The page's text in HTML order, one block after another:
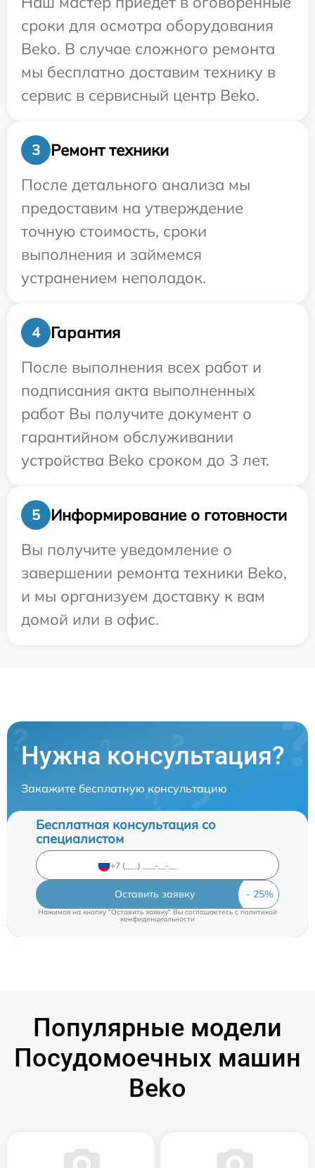
сроки для осмотра оборудования
Beko. В случае сложного ремонта
мы бесплатно доставим технику в
сервис в сервисный центр Beko.
3
Ремонт техники
После детального анализа мы
предоставим на утверждение
точную стоимость, сроки
выполнения и займемся
устранением неполадок.
4
Гарантия
После выполнения всех работ и
подписания акта выполненных
работ Вы получите документ о
гарантийном обслуживании
устройства Beko сроком до 3 лет.
5
Информирование о готовности
Вы получите уведомление о
завершении ремонта техники Beko,
и мы организуем доставку к вам
домой или в офис.
Нужна консультация?
Закажите бесплатную консультацию
Бесплатная консультация со
специалистом
Оставить заявку
Нажимая на кнопку "Оставить заявку" Вы соглашаетесь c политикой
конфиденциальности
Популярные модели
Посудомоечных машин
Beko